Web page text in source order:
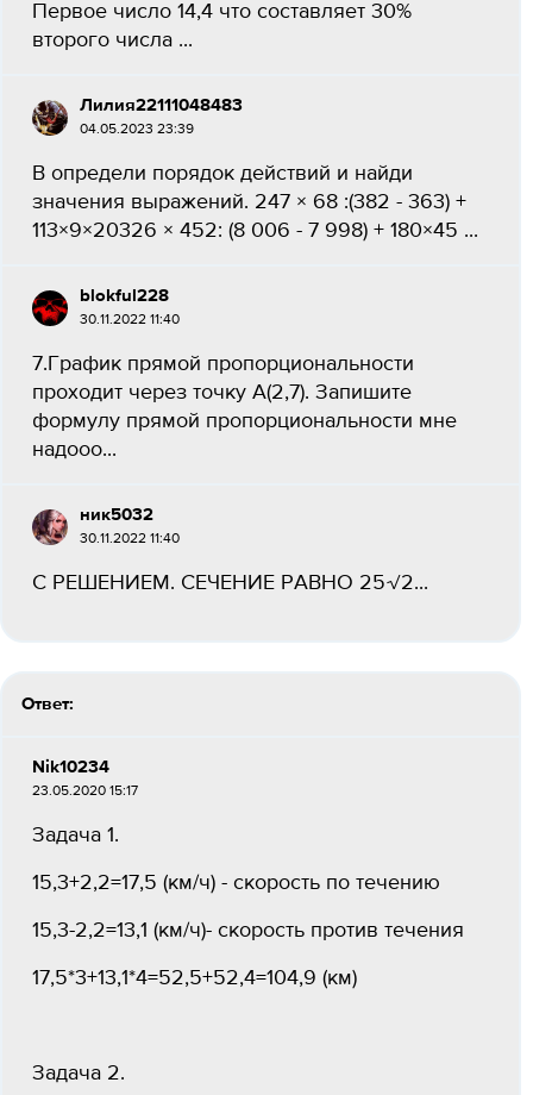
Первое число 14,4 что составляет 30%
второго числа ​...
Лилия22111048483
04.05.2023 23:39
В определи порядок действий и найди
значения выражений. 247 × 68 :(382 - 363) +
113×9×20326 × 452: (8 006 - 7 998) + 180×45 ​...
blokful228
30.11.2022 11:40
7.График прямой пропорциональности
проходит через точку А(2,7). Запишите
формулу прямой пропорциональности мне
надооо​...
ник5032
30.11.2022 11:40
С РЕШЕНИЕМ. СЕЧЕНИЕ РАВНО 25√2​...
Ответ:
Nik10234
23.05.2020 15:17
Задача 1.
15,3+2,2=17,5 (км/ч) - скорость по течению
15,3-2,2=13,1 (км/ч)- скорость против течения
17,5*3+13,1*4=52,5+52,4=104,9 (км)
Задача 2.